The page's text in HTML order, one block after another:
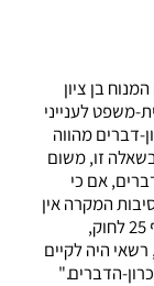
ב-ת"א 5790/99, עזבון המנוח בן ציון
משפט לענייני
דברים מהווה
זו, משום
אם כי
המקרה אין
להטיל ספק באמיתותה של הצוואה, במובן סעיף 25 לחוק,
היה לקיים
הדברים."